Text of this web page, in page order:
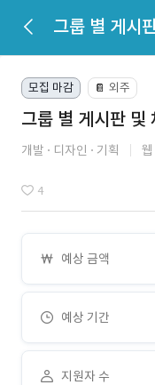
모집 마감 📔 외주
그룹 별 게시판 및
개발 디자인 기획 웹
4
예상 금액
예상 기간
지원자 수